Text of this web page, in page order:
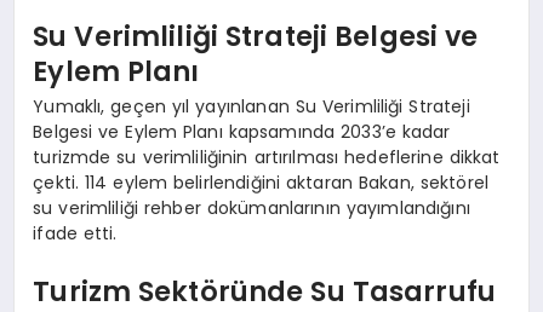
Su Verimliliği Strateji Belgesi ve
Eylem Planı
Yumaklı, geçen yıl yayınlanan Su Verimliliği Strateji
Belgesi ve Eylem Planı kapsamında 2033’e kadar
turizmde su verimliliğinin artırılması hedeflerine dikkat
çekti. 114 eylem belirlendiğini aktaran Bakan, sektörel
su verimliliği rehber dokümanlarının yayımlandığını
ifade etti.
Turizm Sektöründe Su Tasarrufu